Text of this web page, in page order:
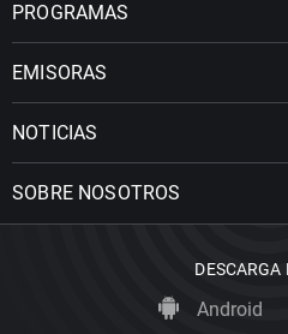
PROGRAMAS
EMISORAS
NOTICIAS
SOBRE NOSOTROS
DESCARGA
Android